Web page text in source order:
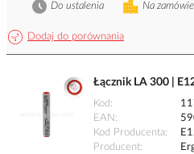
Dodaj do porównania
Na
Do ustalenia
Łącznik LA 300 |
Kod
EAN
Kod Producenta
Producent